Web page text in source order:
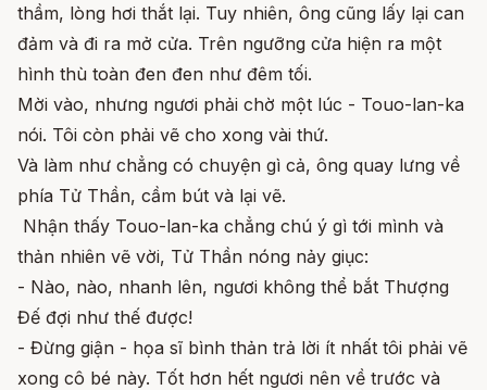
thầm, lòng hơi thắt lại. Tuy nhiên, ông cũng lấy lại can
đảm và đi ra mở cửa. Trên ngưỡng cửa hiện ra một
hình thù toàn đen đen như đêm tối.
Mời vào, nhưng ngươi phải chờ một lúc - Touo-lan-ka
nói. Tôi còn phải vẽ cho xong vài thứ.
Và làm như chẳng có chuyện gì cả, ông quay lưng về
phía Tử Thần, cầm bút và lại vẽ.
Nhận thấy Touo-lan-ka chẳng chú ý gì tới mình và
thản nhiên vẽ vời, Tử Thần nóng nảy giục:
- Nào, nào, nhanh lên, ngươi không thể bắt Thượng
Đế đợi như thế được!
- Đừng giận - họa sĩ bình thản trả lời ít nhất tôi phải vẽ
xong cô bé này. Tốt hơn hết ngươi nên về trước và